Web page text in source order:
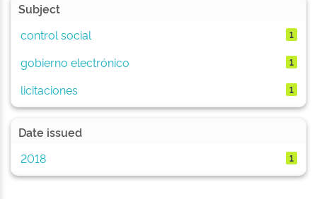
Subject
control social
1
gobierno electrónico 1
licitaciones 1
Date issued
2018
1